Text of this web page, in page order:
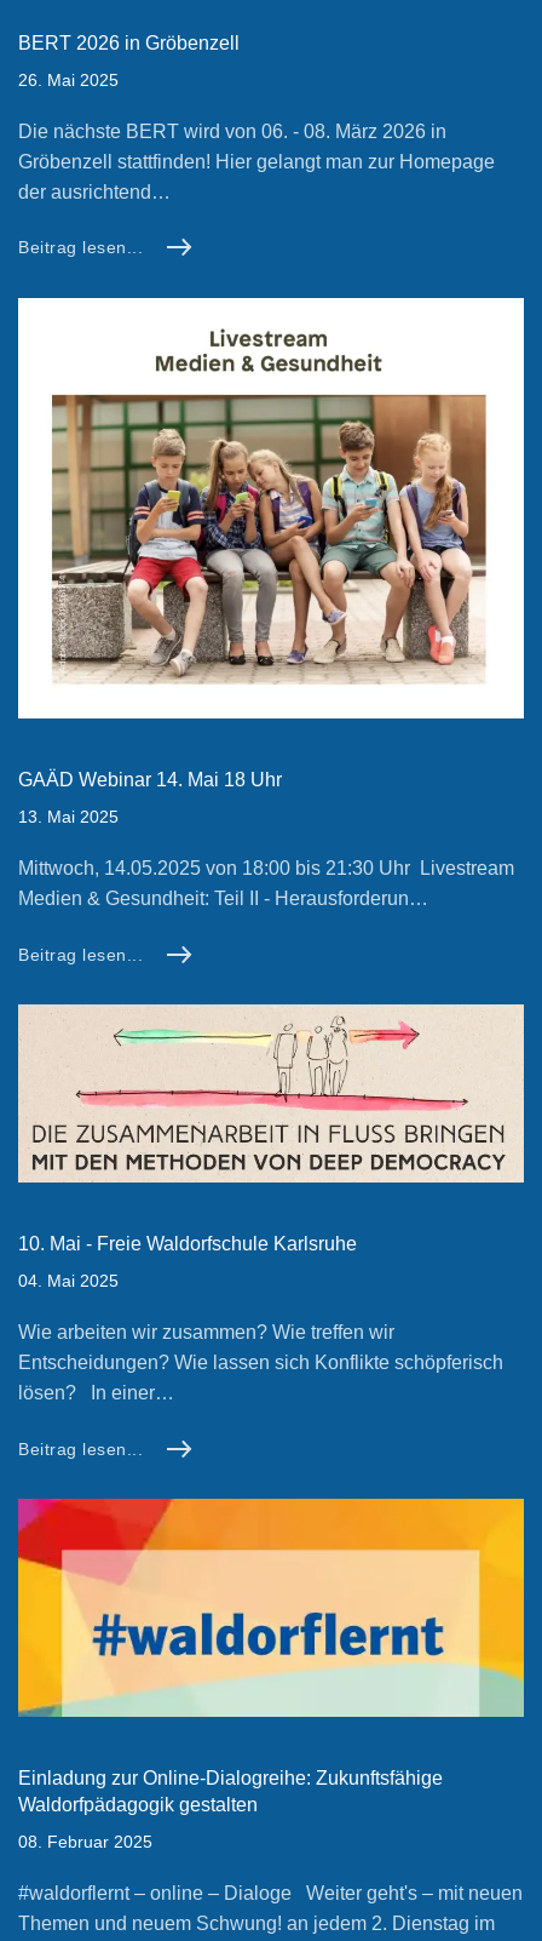
BERT 2026 in Gröbenzell
26. Mai 2025
Die nächste BERT wird von 06. - 08. März 2026 in
Gröbenzell stattfinden! Hier gelangt man zur Homepage
der ausrichtend…
Beitrag lesen...
GAÄD Webinar 14. Mai 18 Uhr
13. Mai 2025
Mittwoch, 14.05.2025 von 18:00 bis 21:30 Uhr Livestream
Medien & Gesundheit: Teil II - Herausforderun…
Beitrag lesen...
10. Mai - Freie Waldorfschule Karlsruhe
04. Mai 2025
Wie arbeiten wir zusammen? Wie treffen wir
Entscheidungen? Wie lassen sich Konflikte schöpferisch
lösen? In einer…
Beitrag lesen...
Einladung zur Online-Dialogreihe: Zukunftsfähige
Waldorfpädagogik gestalten
08. Februar 2025
#waldorflernt – online – Dialoge Weiter geht's – mit neuen
Themen und neuem Schwung! an jedem 2. Dienstag im